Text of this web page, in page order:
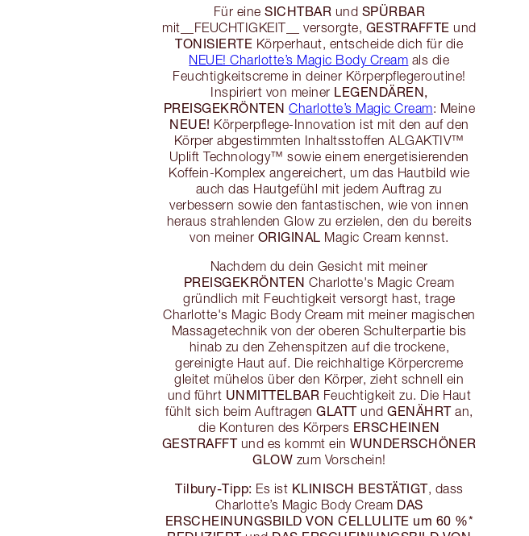
Für eineSICHTBAR und SPÜRBAR
mit__FEUCHTIGKEIT__ versorgte, GESTRAFFTE und
TONISIERTE Körperhaut, entscheide dich für die
NEUE! Charlotte’s Magic Body Cream als die
Feuchtigkeitscreme in deiner Körperpflegeroutine!
Inspiriert von meiner LEGENDÄREN,
PREISGEKRÖNTEN Charlotte’s Magic Cream: Meine
NEUE! Körperpflege-Innovation ist mit den auf den
Körper abgestimmten Inhaltsstoffen ALGAKTIV™
Uplift Technology™ sowie einem energetisierenden
Koffein-Komplex angereichert, um das Hautbild wie
auch das Hautgefühl mit jedem Auftrag zu
verbessern sowie den fantastischen, wie von innen
heraus strahlenden Glow zu erzielen, den du bereits
von meiner ORIGINAL
Magic Cream kennst.
Nachdem du dein Gesicht mit meiner
PREISGEKRÖNTEN Charlotte's Magic Cream
gründlich mit Feuchtigkeit versorgt hast, trage
Charlotte's Magic Body Cream mit meiner magischen
Massagetechnik von der oberen Schulterpartie bis
hinab zu den Zehenspitzen auf die trockene,
gereinigte Haut auf. Die reichhaltige Körpercreme
gleitet mühelos über den Körper, zieht schnell ein
und führt UNMITTELBAR Feuchtigkeit zu. Die Haut
fühlt sich beim AuftragenGLATTundGENÄHRTan,
die Konturen des Körpers ERSCHEINEN
GESTRAFFTund es kommt einWUNDERSCHÖNER
GLOW zum Vorschein!
Tilbury-Tipp: Es ist KLINISCH BESTÄTIGT, dass
Charlotte’s Magic Body Cream DAS
ERSCHEINUNGSBILD VON CELLULITE um 60 %*